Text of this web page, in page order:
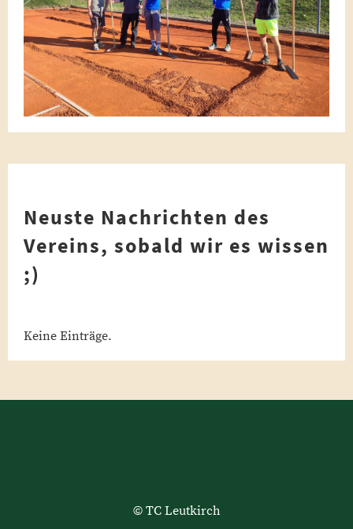
Neuste Nachrichten des
Vereins, sobald wir es wissen
;)
Keine Einträge.
© TC Leutkirch